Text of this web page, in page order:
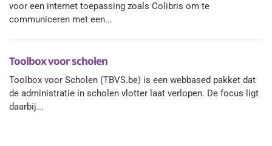
voor een internet toepassing zoals Colibris om te
communiceren met een...
Toolbox voor scholen
Toolbox voor Scholen (TBVS.be) is een webbased pakket dat
de administratie in scholen vlotter laat verlopen. De focus ligt
daarbij...